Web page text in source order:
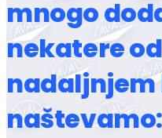
mnogo
nekatere
nadaljnjem
naštevamo: